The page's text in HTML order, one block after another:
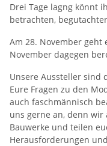
Drei Tage lagng könnt
betrachten,
Am 28. November geht
November dagegen
Unsere Aussteller sind
Eure Fragen zu den
auch faschmännisch
uns gerne an, denn
Bauwerke und teilen
Herausforderungen